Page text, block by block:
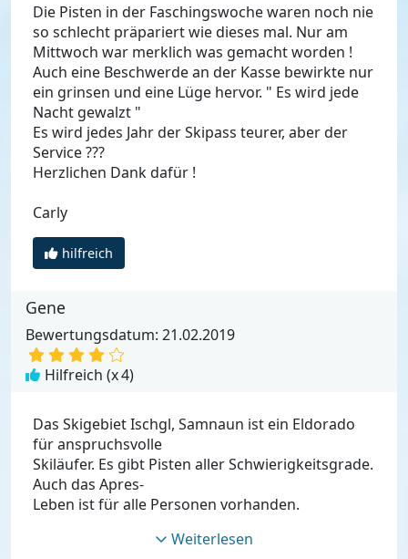
Die Pisten in der Faschingswoche waren noch nie
so schlecht präpariert wie dieses mal. Nur am
Mittwoch war merklich was gemacht worden !
Auch eine Beschwerde an der Kasse bewirkte nur
ein grinsen und eine Lüge hervor. " Es wird jede
Nacht gewalzt "
Es wird jedes Jahr der Skipass teurer, aber der
Service ???
Herzlichen Dank dafür !
Carly
hilfreich
Gene
Bewertungsdatum: 21.02.2019
Hilfreich (x4)
Das Skigebiet Ischgl, Samnaun ist ein Eldorado
für anspruchsvolle
Skiläufer. Es gibt Pisten aller Schwierigkeitsgrade.
Auch das Apres-
Leben ist für alle Personen vorhanden.
Weiterlesen